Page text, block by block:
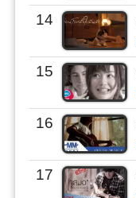
14
15
16
17